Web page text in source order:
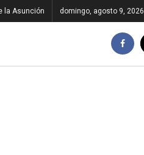
la Asunción domingo, agosto 9, 2026